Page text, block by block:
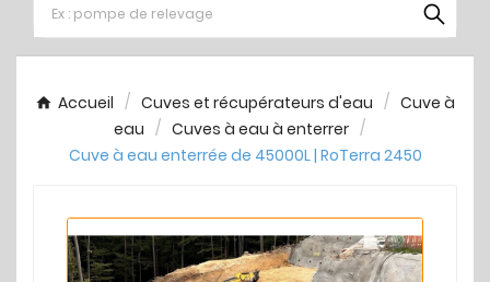
Accueil Cuves et récupérateurs d'eau
Cuve à
eau
Cuves à eau à enterrer
Cuve à eau enterrée de 45000L | RoTerra 2450